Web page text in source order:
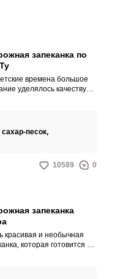
запеканка по
времена большое
уделялось качеству
еда высокого
Многие помнят
из детского сада и
вспомнить вкус из детства
сахар-песок,
10589 0
запеканка
красивая и необычная
которая готовится из